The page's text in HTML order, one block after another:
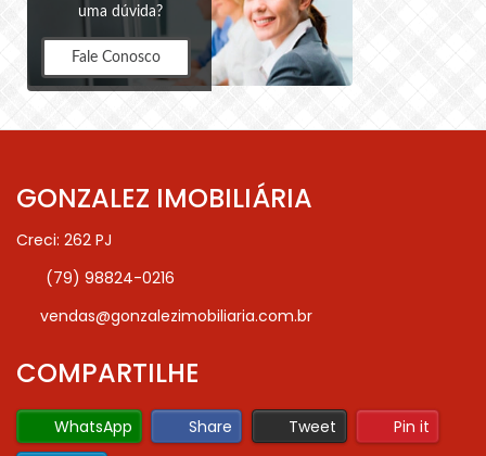
uma dúvida?
Fale Conosco
GONZALEZ IMOBILIÁRIA
Creci: 262 PJ
(79) 98824-0216
vendas@gonzalezimobiliaria.com.br
COMPARTILHE
WhatsApp Share Tweet Pin it